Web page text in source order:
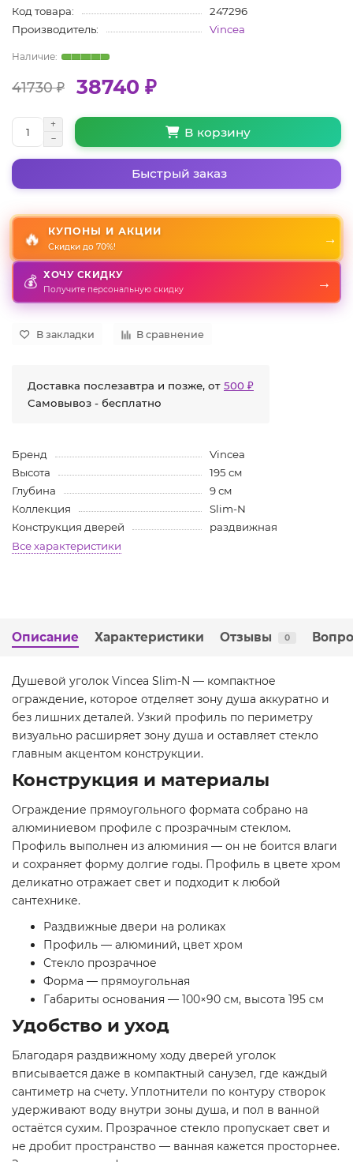
Код товара:
247296
Производитель:
Vincea
41730 ₽ 38740 ₽
В корзину
Быстрый заказ
🔥 КУПОНЫ И АКЦИИ
Скидки до 70%!
→
💰 ХОЧУ СКИДКУ
Получите персональную скидку →
В закладки В сравнение
Доставка послезавтра и позже, от 500 ₽
Самовывоз - бесплатно
Бренд
Vincea
Высота
195 см
Глубина
9 см
Коллекция
Slim-N
Конструкция дверей
раздвижная
Все характеристики
Описание Характеристики Отзывы 0
Душевой уголок Vincea Slim-N — компактное
ограждение, которое отделяет зону душа аккуратно и
без лишних деталей. Узкий профиль по периметру
визуально расширяет зону душа и оставляет стекло
главным акцентом конструкции.
Конструкция и материалы
Ограждение прямоугольного формата собрано на
алюминиевом профиле с прозрачным стеклом.
Профиль выполнен из алюминия — он не боится влаги
и сохраняет форму долгие годы. Профиль в цвете хром
деликатно отражает свет и подходит к любой
сантехнике.
Раздвижные двери на роликах
Профиль — алюминий, цвет хром
Стекло прозрачное
Форма — прямоугольная
Габариты основания — 100×90 см, высота 195 см
Удобство и уход
Благодаря раздвижному ходу дверей уголок
вписывается даже в компактный санузел, где каждый
сантиметр на счету. Уплотнители по контуру створок
удерживают воду внутри зоны душа, и пол в ванной
остаётся сухим. Прозрачное стекло пропускает свет и
не дробит пространство — ванная кажется просторнее.